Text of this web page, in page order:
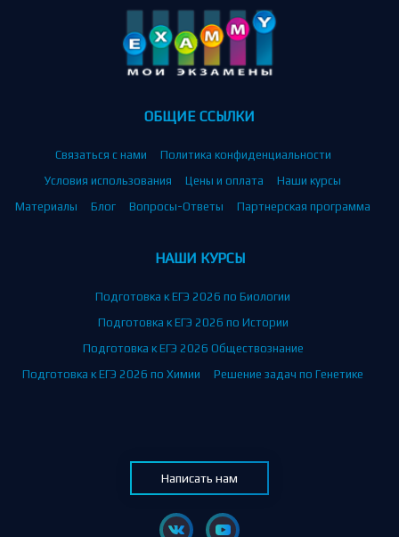
ОБЩИЕ ССЫЛКИ
Связаться с нами
Политика конфиденциальности
Условия использования
Цены и оплата
Наши курсы
Материалы
Блог Вопросы-Ответы Партнерская программа
НАШИ КУРСЫ
Подготовка к ЕГЭ 2026 по Биологии
Подготовка к ЕГЭ 2026 по Истории
Подготовка к ЕГЭ 2026 Обществознание
Подготовка к ЕГЭ 2026 по Химии
Решение задач по Генетике
Написать нам